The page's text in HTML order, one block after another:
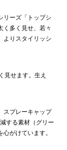
リーズ「トップシ
く多く見せ、若々
よりスタイリッシ
見せます。生え
スプレーキャップ
する素材（グリー
がけています。